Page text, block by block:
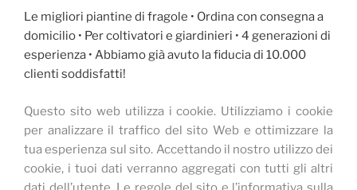
Le migliori piantine di fragole • Ordina con consegna a
domicilio • Per coltivatori e giardinieri • 4 generazioni di
esperienza • Abbiamo già avuto la fiducia di 10.000
clienti soddisfatti!
Questo sito web utilizza i cookie. Utilizziamo i cookie
per analizzare il traffico del sito Web e ottimizzare la
tua esperienza sul sito. Accettando il nostro utilizzo dei
cookie, i tuoi dati verranno aggregati con tutti gli altri